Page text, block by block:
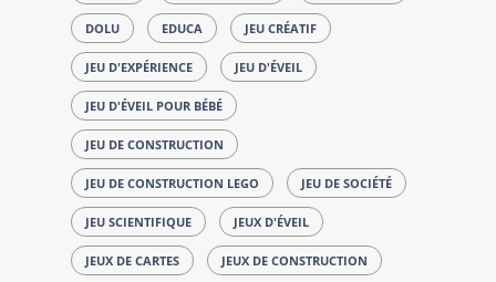
DOLU EDUCA JEU CRÉATIF
JEU D'EXPÉRIENCE JEU D'ÉVEIL
JEU D'ÉVEIL POUR BÉBÉ
JEU DE CONSTRUCTION
JEU DE CONSTRUCTION LEGO JEU DE SOCIÉTÉ
JEU SCIENTIFIQUE JEUX D'ÉVEIL
JEUX DE CARTES JEUX DE CONSTRUCTION